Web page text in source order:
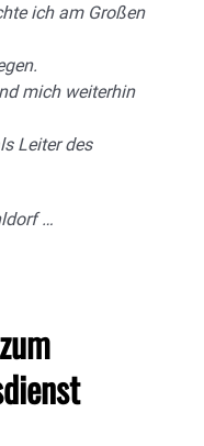
ich am Großen
mich weiterhin
Leiter des
…